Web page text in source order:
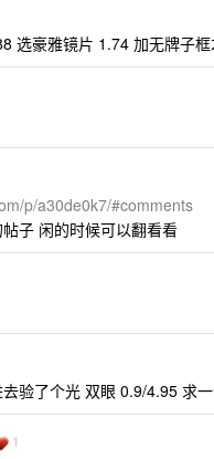
选豪雅镜片 1.74 加无牌子
p/a30de0k7/#comments
子 闲的时候可以翻看看
验了个光 双眼 0.9/4.95 求
1